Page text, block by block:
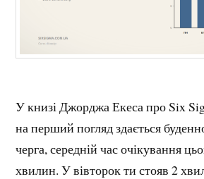
У книзі Джорджа Екеса про Six
на перший погляд здається
черга, середній час очікування
хвилин. У вівторок ти стояв 2